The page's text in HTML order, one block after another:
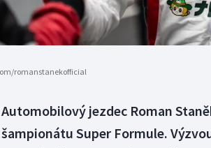
romanstanekofficial
Automobilový jezdec Roman
šampionátu Super Formule.